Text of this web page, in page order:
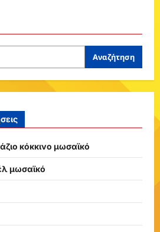
Αναζήτηση
κόκκινο μωσαϊκό
μωσαϊκό